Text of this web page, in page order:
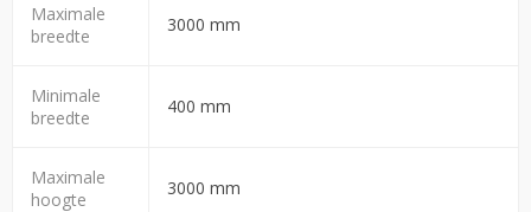
Maximale
breedte
3000 mm
Minimale
breedte
400 mm
Maximale
hoogte
3000 mm